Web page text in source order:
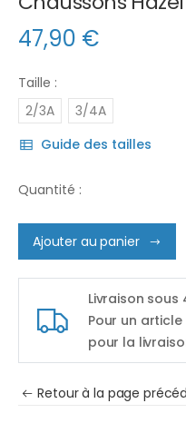
47,90 €
Taille :
2/3A
3/4A
Guide des tailles
Quantité :
Ajouter au panier
Livraison
Pour un
pour la
Retour à la page